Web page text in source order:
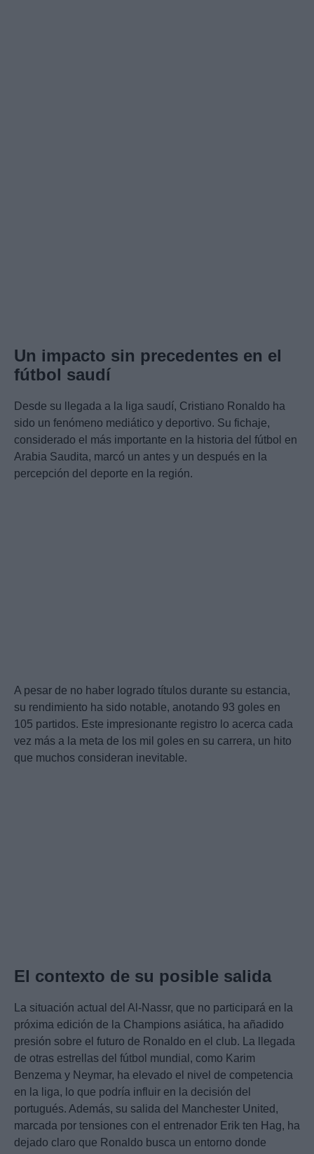
Un impacto sin precedentes en el
fútbol saudí
Desde su llegada a la liga saudí, Cristiano Ronaldo ha
sido un fenómeno mediático y deportivo. Su fichaje,
considerado el más importante en la historia del fútbol en
Arabia Saudita, marcó un antes y un después en la
percepción del deporte en la región.
A pesar de no haber logrado títulos durante su estancia,
su rendimiento ha sido notable, anotando 93 goles en
105 partidos. Este impresionante registro lo acerca cada
vez más a la meta de los mil goles en su carrera, un hito
que muchos consideran inevitable.
El contexto de su posible salida
La situación actual del Al-Nassr, que no participará en la
próxima edición de la Champions asiática, ha añadido
presión sobre el futuro de Ronaldo en el club. La llegada
de otras estrellas del fútbol mundial, como Karim
Benzema y Neymar, ha elevado el nivel de competencia
en la liga, lo que podría influir en la decisión del
portugués. Además, su salida del Manchester United,
marcada por tensiones con el entrenador Erik ten Hag, ha
dejado claro que Ronaldo busca un entorno donde